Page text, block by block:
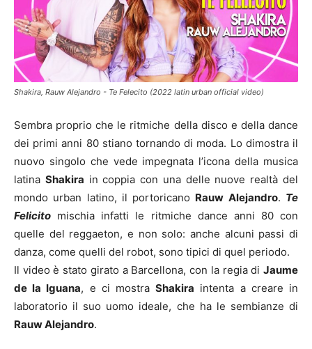
Shakira, Rauw Alejandro - Te Felecito (2022 latin urban official video)
Sembra proprio che le ritmiche della disco e della dance
dei primi anni 80 stiano tornando di moda. Lo dimostra il
nuovo singolo che vede impegnata l’icona della musica
latina Shakira in coppia con una delle nuove realtà del
mondo urban latino, il portoricano Rauw Alejandro. Te
Felicito mischia infatti le ritmiche dance anni 80 con
quelle del reggaeton, e non solo: anche alcuni passi di
danza, come quelli del robot, sono tipici di quel periodo.
Il video è stato girato a Barcellona, con la regia di Jaume
de la Iguana, e ci mostraShakira intenta a creare in
laboratorio il suo uomo ideale, che ha le sembianze di
Rauw Alejandro.